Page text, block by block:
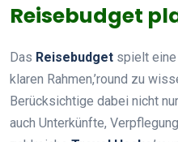
Reisebudget
Das Reisebudget spielt
klaren Rahmen,’round zu
Berücksichtige dabei nicht
auch Unterkünfte,